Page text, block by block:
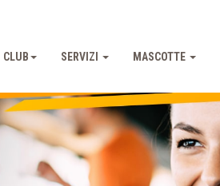
CLUB SERVIZI MASCOTTE